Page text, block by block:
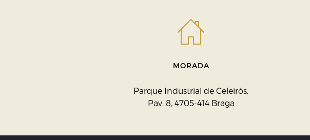
MORADA
Parque Industrial de Celeirós,
Pav. 8, 4705-414 Braga